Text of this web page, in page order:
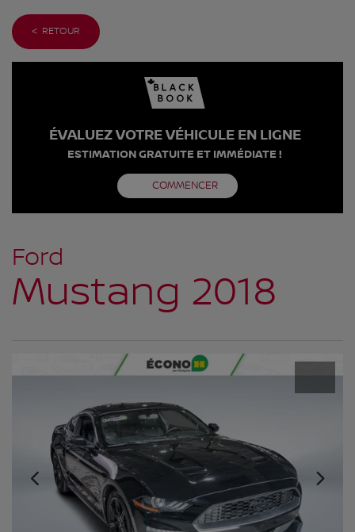
< RETOUR
ÉVALUEZ VOTRE VÉHICULE EN LIGNE
ESTIMATION GRATUITE ET IMMÉDIATE !
COMMENCER
Ford
Mustang 2018